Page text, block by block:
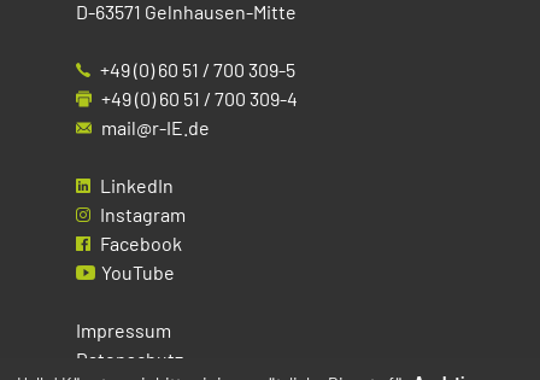
D-63571 Gelnhausen-Mitte
+49 (0) 60 51 / 700 309-5
+49 (0) 60 51 / 700 309-4
mail@r-IE.de
LinkedIn
Instagram
Facebook
YouTube
Impressum
Datenschutz